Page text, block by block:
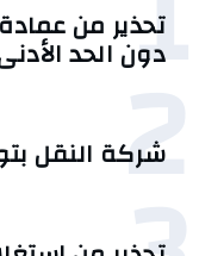
تحذير من
دون الحد
2
شركة النقل